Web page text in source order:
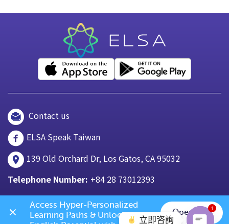
Contact us
ELSA Speak Taiwan
139 Old Orchard Dr, Los Gatos, CA 95032
Telephone Number: +84 28 73012393
立即咨詢
1
Access Hyper-Personalized
Learning Paths & Unlock Your
Open App